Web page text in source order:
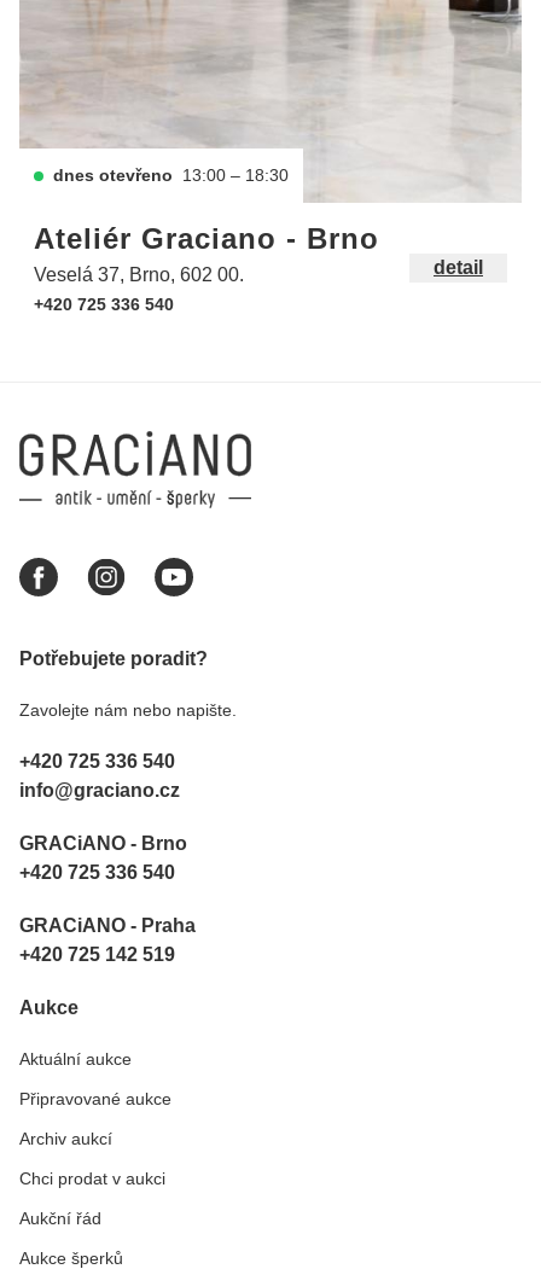
dnes otevřeno 13:00 – 18:30
Ateliér Graciano - Brno
Veselá 37, Brno, 602 00.
+420 725 336 540
detail
Potřebujete poradit?
Zavolejte nám nebo napište.
+420 725 336 540
info@graciano.cz
GRACiANO - Brno
+420 725 336 540
GRACiANO - Praha
+420 725 142 519
Aukce
Aktuální aukce
Připravované aukce
Archiv aukcí
Chci prodat v aukci
Aukční řád
Aukce šperků